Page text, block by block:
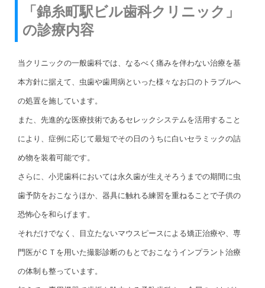
「錦糸町駅ビル歯科クリニック」
の診療内容
当クリニックの一般歯科では、なるべく痛みを伴わない治療を基
本方針に据えて、虫歯や歯周病といった様々なお口のトラブルへ
の処置を施しています。
また、先進的な医療技術であるセレックシステムを活用すること
により、症例に応じて最短でその日のうちに白いセラミックの詰
め物を装着可能です。
さらに、小児歯科においては永久歯が生えそろうまでの期間に虫
歯予防をおこなうほか、器具に触れる練習を重ねることで子供の
恐怖心を和らげます。
それだけでなく、目立たないマウスピースによる矯正治療や、専
門医がＣＴを用いた撮影診断のもとでおこなうインプラント治療
の体制も整っています。